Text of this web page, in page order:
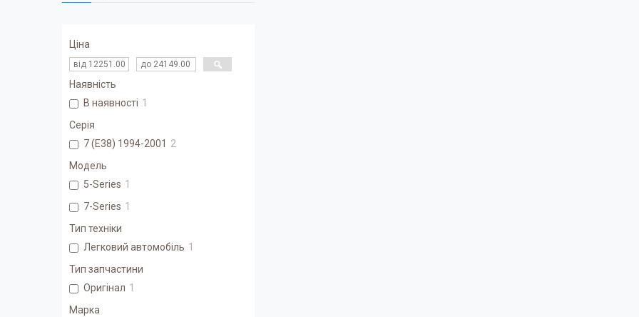
Ціна
Наявність
В наявності 1
Серія
7 (E38) 1994-2001 2
Модель
5-Series 1
7-Series 1
Тип техніки
Легковий автомобіль 1
Тип запчастини
Оригінал 1
Марка